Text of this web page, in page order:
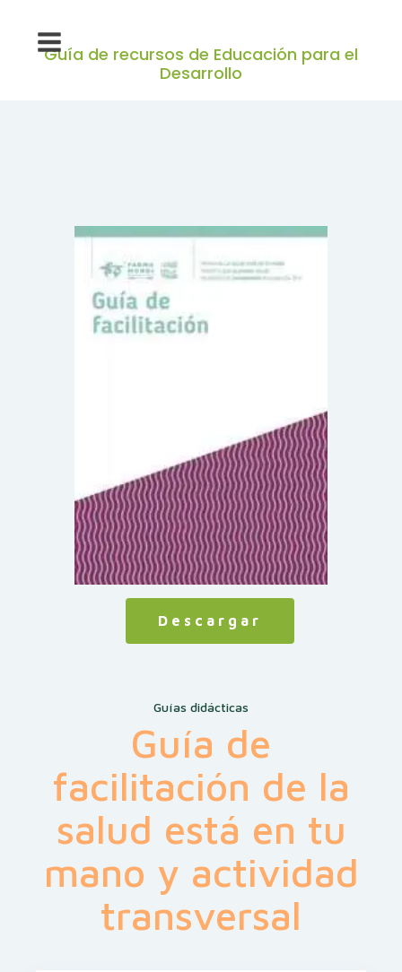
Guía de recursos de Educación para el
Desarrollo
Descargar
Guías didácticas
Guía de
facilitación de la
salud está en tu
mano y actividad
transversal